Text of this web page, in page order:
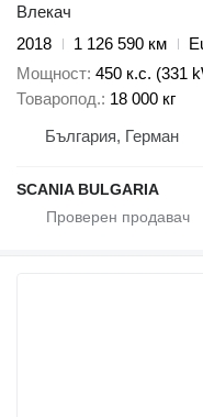
Влекач
2018
1 126 590 км
Мощност 450 к.с. (331
Товаропод. 18 000 кг
България, Герман
SCANIA BULGARIA